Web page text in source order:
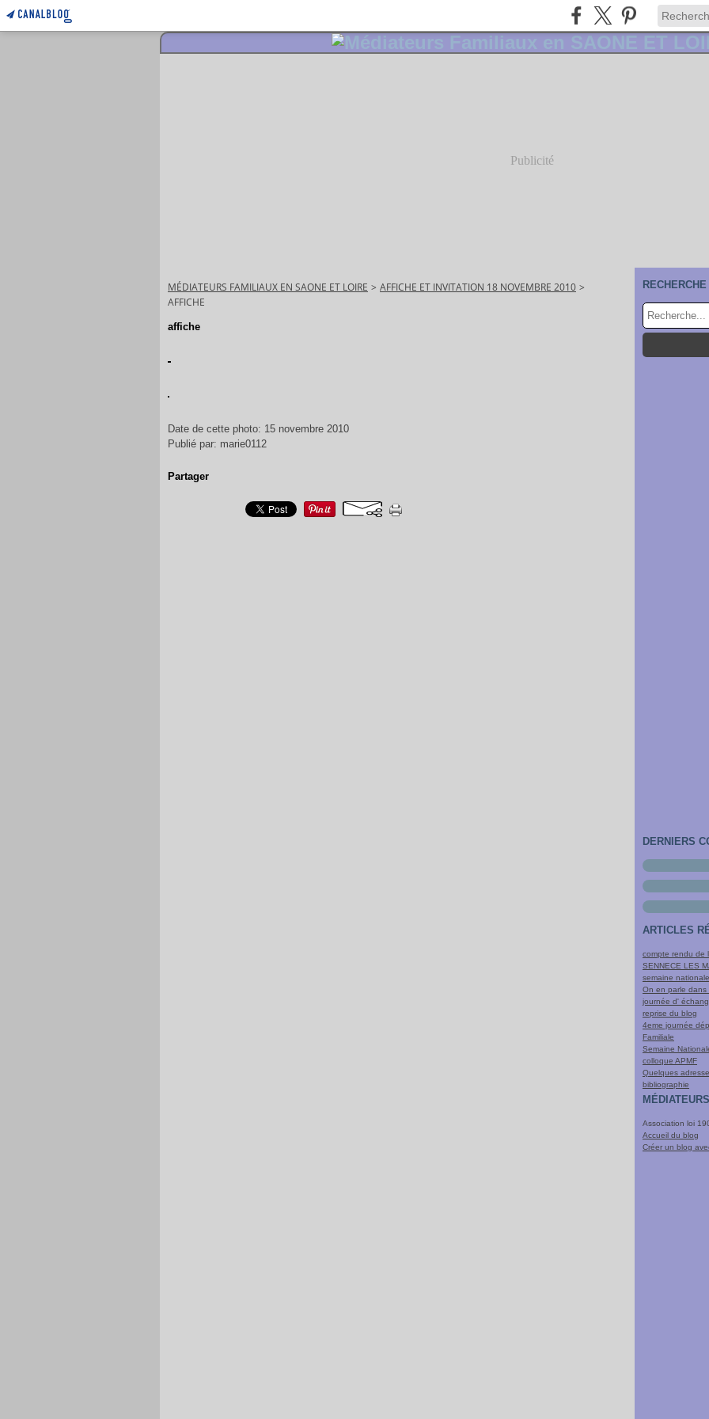
Publicité
MÉDIATEURS FAMILIAUX EN SAONE ET LOIRE > AFFICHE ET INVITATION 18 NOVEMBRE 2010 >
AFFICHE
affiche
Date de cette photo: 15 novembre 2010
Publié par: marie0112
Partager
RECHERCHE
DERNIERS
ARTICLES
compte rendu de
SENNECE LES
semaine
On en parle dans
journée d'
reprise du blog
4eme journée
Familiale
Semaine
colloque APMF
Quelques
bibliographie
Association loi
Accueil du blog
Créer un blog